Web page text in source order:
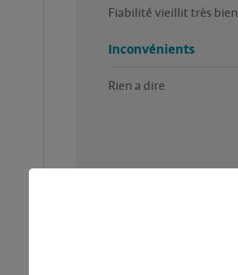
Fiabilité vieillit très bien
Inconvénients
Rien a dire